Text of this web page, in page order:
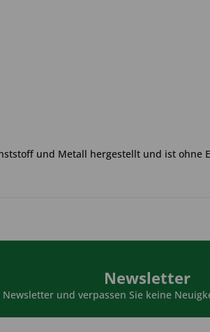
und Metall hergestellt und ist ohne
Newsletter
und verpassen Sie keine